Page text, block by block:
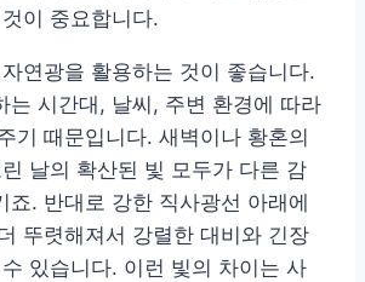
이 중요합니다.
연광을 활용하는 것이 좋습니다.
는 시간대, 날씨, 주변 환경에 따라
기 때문입니다. 새벽이나 황혼의
날의 확산된 빛 모두가 다른 감
죠. 반대로 강한 직사광선 아래에
뚜렷해져서 강렬한 대비와 긴장
있습니다. 이런 빛의 차이는 사